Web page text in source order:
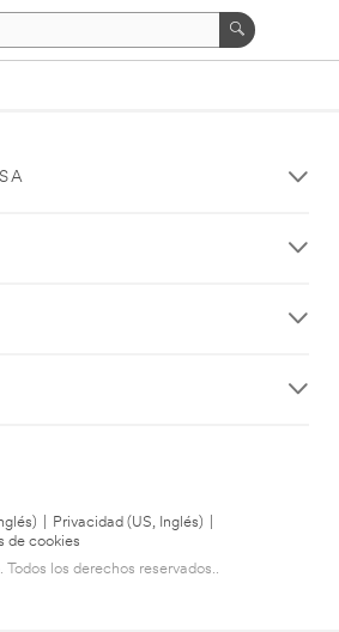
Privacidad (US, Inglés)
de cookies
los derechos reservados..